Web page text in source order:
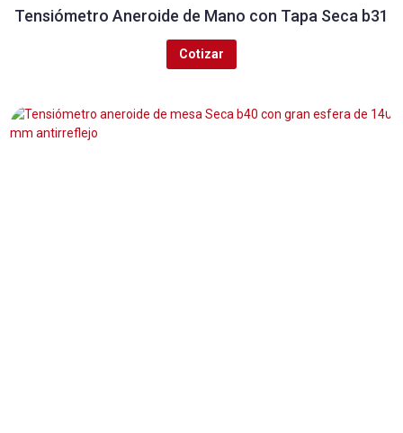
Tensiómetro Aneroide de Mano con Tapa Seca b31
Cotizar